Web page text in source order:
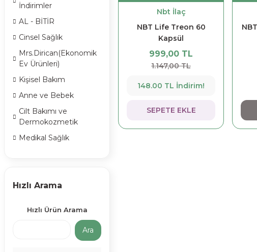
İndirimler
AL - BİTİR
Cinsel Sağlık
Mrs.Dirican(Ekonomik
Ev Ürünleri)
Kişisel Bakım
Anne ve Bebek
Cilt Bakımı ve
Dermokozmetik
Medikal Sağlık
Hızlı Arama
Hızlı Ürün Arama
Ara
Nbt İlaç
NBT Life Treon 60
Kapsül
999,00 TL
1.147,00 TL
148.00 TL İndirim!
SEPETE EKLE